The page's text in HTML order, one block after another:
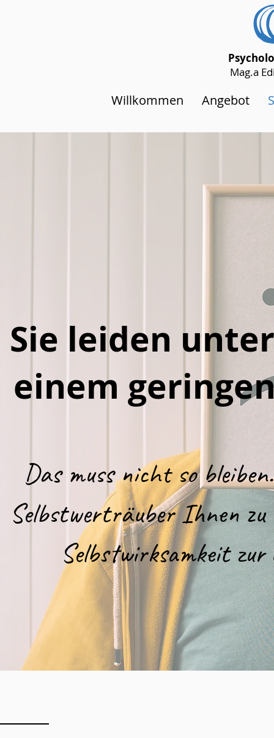
Mag.a
Willkommen Angebot
Sie leiden
einem
Das muss nicht so
Selbstwerträuber Ihnen
Selbstwirksamkeit